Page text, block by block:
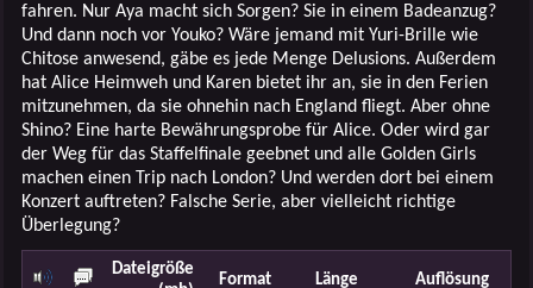
fahren. Nur Aya macht sich Sorgen? Sie in einem Badeanzug?
Und dann noch vor Youko? Wäre jemand mit Yuri-Brille wie
Chitose anwesend, gäbe es jede Menge Delusions. Außerdem
hat Alice Heimweh und Karen bietet ihr an, sie in den Ferien
mitzunehmen, da sie ohnehin nach England fliegt. Aber ohne
Shino? Eine harte Bewährungsprobe für Alice. Oder wird gar
der Weg für das Staffelfinale geebnet und alle Golden Girls
machen einen Trip nach London? Und werden dort bei einem
Konzert auftreten? Falsche Serie, aber vielleicht richtige
Überlegung?
Dateigröße
Format Länge Auflösung